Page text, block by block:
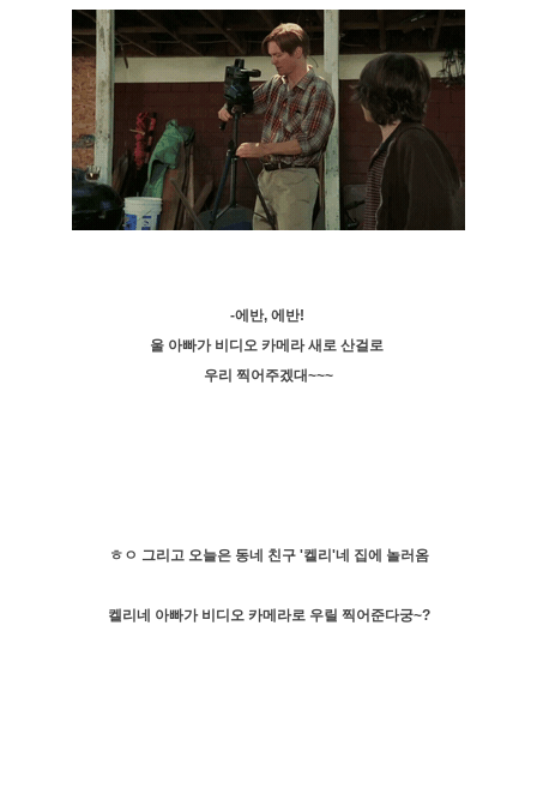
-에반, 에반!
울 아빠가 비디오 카메라 새로 산걸로
우리 찍어주겠대~~~
ㅎㅇ 그리고 오늘은 동네 친구 '켈리'네 집에 놀러옴
켈리네 아빠가 비디오 카메라로 우릴 찍어준다궁~?